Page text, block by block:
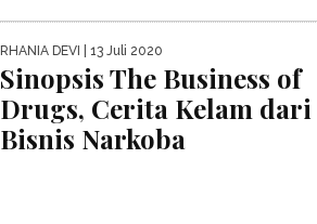
RHANIA DEVI | 13 Juli 2020
Sinopsis The Business of
Drugs, Cerita Kelam dari
Bisnis Narkoba